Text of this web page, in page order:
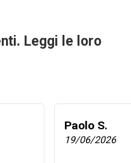
Leggi le loro
Paolo S.
19/06/2026